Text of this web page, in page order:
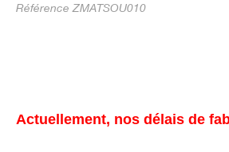
Référence ZMATSOU010
Actuellement, nos délais de